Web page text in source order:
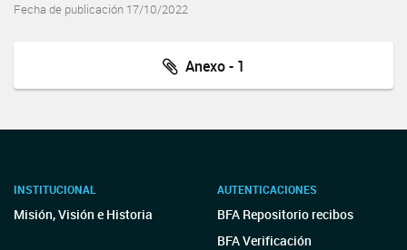
Fecha de publicación 17/10/2022
Anexo - 1
INSTITUCIONAL
Misión, Visión e Historia
AUTENTICACIONES
BFA Repositorio recibos
BFA Verificación